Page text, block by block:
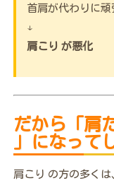
首肩が代わりに頑
↓
肩こり が悪化
だから「肩
」になって
肩こり の方の多く